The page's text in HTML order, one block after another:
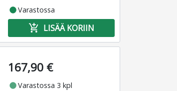
fiber_manual_recordVarastossa
add_shopping_cart LISÄÄ KORIIN
167,90 €
fiber_manual_recordVarastossa 3 kpl